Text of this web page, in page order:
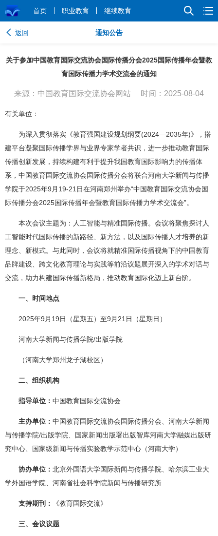
首页 职业教育 继续教育
返回 通知公告
关于参加中国教育国际交流协会国际传播分会2025国际传播年会暨教
育国际传播力学术交流会的通知
来源：中国教育国际交流协会网站 时间：2025-08-04
有关单位：
为深入贯彻落实《教育强国建设规划纲要(2024—2035年)》，搭
建平台凝聚国际传播学界与业界专家学者共识，进一步推动教育国际
传播创新发展，持续构建有利于提升我国教育国际影响力的传播体
系，中国教育国际交流协会国际传播分会将联合河南大学新闻与传播
学院于2025年9月19-21日在河南郑州举办“中国教育国际交流协会国
际传播分会2025国际传播年会暨教育国际传播力学术交流会”。
本次会议主题为：人工智能与精准国际传播。会议将聚焦探讨人
工智能时代国际传播的新路径、新方法，以及国际传播人才培养的新
理念、新模式。与此同时，会议将就精准国际传播视角下的中国教育
品牌建设、跨文化教育理论与实践等前沿议题展开深入的学术对话与
交流，助力构建国际传播新格局，推动教育国际化迈上新台阶。
一、时间地点
2025年9月19日（星期五）至9月21日（星期日）
河南大学新闻与传播学院/出版学院
（河南大学郑州龙子湖校区）
二、组织机构
指导单位： 中国教育国际交流协会
主办单位： 中国教育国际交流协会国际传播分会、河南大学新闻
与传播学院/出版学院、国家新闻出版署出版智库河南大学融媒出版研
究中心、国家级新闻与传播实验教学示范中心（河南大学）
协办单位： 北京外国语大学国际新闻与传播学院、哈尔滨工业大
学外国语学院、河南省社会科学院新闻与传播研究所
支持期刊： 《教育国际交流》
三、会议议题